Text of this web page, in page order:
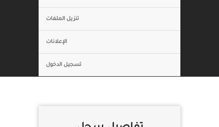
تنزيل الملفات
الإعلانات
تسجيل الدخول